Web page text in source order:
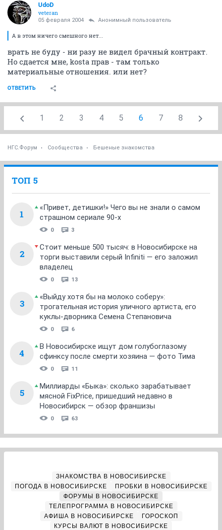
UdoD
veteran
05 февраля 2004 Анонимный пользователь
А в этом ничего смешного нет...
врать не буду - ни разу не видел брачный контракт.
Но сдается мне, kosta прав - там только
материальные отношения. или нет?
ОТВЕТИТЬ
1 2 3 4 5 6 7 8
НГС.Форум Сообщества Бешеные знакомства
ТОП 5
1
«Привет, детишки!» Чего вы не знали о самом
страшном сериале 90-х
0 3
2
Стоит меньше 500 тысяч: в Новосибирске на
торги выставили серый Infiniti — его заложил
владелец
0 13
3
«Выйду хотя бы на молоко соберу»:
трогательная история уличного артиста, его
куклы-дворника Семена Степановича
0 6
4
В Новосибирске ищут дом голубоглазому
сфинксу после смерти хозяина — фото Тима
0 11
5
Миллиарды «Быка»: сколько зарабатывает
мясной FixPrice, пришедший недавно в
Новосибирск — обзор франшизы
0 63
ЗНАКОМСТВА В НОВОСИБИРСКЕ
ПОГОДА В НОВОСИБИРСКЕ
ПРОБКИ В НОВОСИБИРСКЕ
ФОРУМЫ В НОВОСИБИРСКЕ
ТЕЛЕПРОГРАММА В НОВОСИБИРСКЕ
АФИША В НОВОСИБИРСКЕ
ГОРОСКОП
КУРСЫ ВАЛЮТ В НОВОСИБИРСКЕ